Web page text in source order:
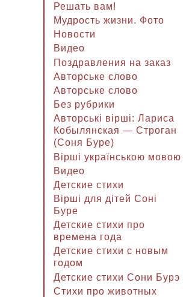
Решать вам!
Мудрость жизни. Фото
Новости
Видео
Поздравления на заказ
Авторське слово
Авторське слово
Без рубрики
Авторські вірші: Лариса
Кобылянская — Строган
(Соня Буре)
Вірші українською мовою
Видео
Детские стихи
Вірші для дітей Соні
Буре
Детские стихи про
времена года
Детские стихи с новым
годом
Детские стихи Сони Бурэ
Стихи про животных